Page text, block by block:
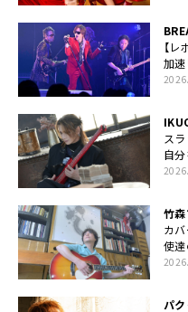
【
加速
ス
自
竹
カ
使達
パ